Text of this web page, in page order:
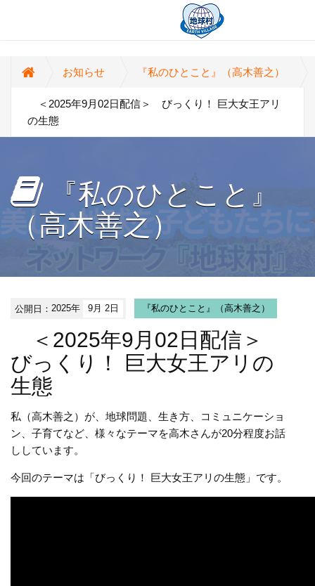
お知らせ 『私のひとこと』（高木善之）
＜2025年9月02日配信＞ びっくり！ 巨大女王アリ
の生態
『私のひとこと』
（高木善之）
公開日：2025年 9月 2日 『私のひとこと』（高木善之）
＜2025年9月02日配信＞
びっくり！ 巨大女王アリの
生態
私（高木善之）が、地球問題、生き方、コミュニケーショ
ン、子育てなど、様々なテーマを高木さんが20分程度お話
ししています。
今回のテーマは「びっくり！ 巨大女王アリの生態」です。